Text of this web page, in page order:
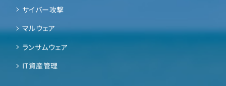
サイバー攻撃
マルウェア
ランサムウェア
IT資産管理